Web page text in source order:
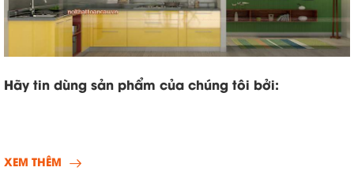
Hãy tin dùng sản phẩm của chúng tôi bởi:
XEM THÊM